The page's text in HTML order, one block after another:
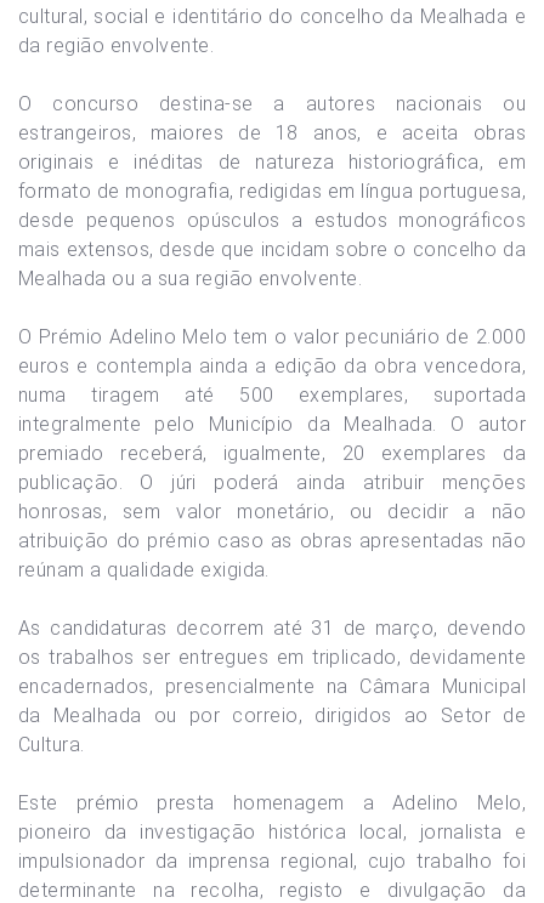
cultural, social e identitário do concelho da Mealhada e
da região envolvente.
O concurso destina-se a autores nacionais ou
estrangeiros, maiores de 18 anos, e aceita obras
originais e inéditas de natureza historiográfica, em
formato de monografia, redigidas em língua portuguesa,
desde pequenos opúsculos a estudos monográficos
mais extensos, desde que incidam sobre o concelho da
Mealhada ou a sua região envolvente.
O Prémio Adelino Melo tem o valor pecuniário de 2.000
euros e contempla ainda a edição da obra vencedora,
numa tiragem até 500 exemplares, suportada
integralmente pelo Município da Mealhada. O autor
premiado receberá, igualmente, 20 exemplares da
publicação. O júri poderá ainda atribuir menções
honrosas, sem valor monetário, ou decidir a não
atribuição do prémio caso as obras apresentadas não
reúnam a qualidade exigida.
As candidaturas decorrem até 31 de março, devendo
os trabalhos ser entregues em triplicado, devidamente
encadernados, presencialmente na Câmara Municipal
da Mealhada ou por correio, dirigidos ao Setor de
Cultura.
Este prémio presta homenagem a Adelino Melo,
pioneiro da investigação histórica local, jornalista e
impulsionador da imprensa regional, cujo trabalho foi
determinante na recolha, registo e divulgação da